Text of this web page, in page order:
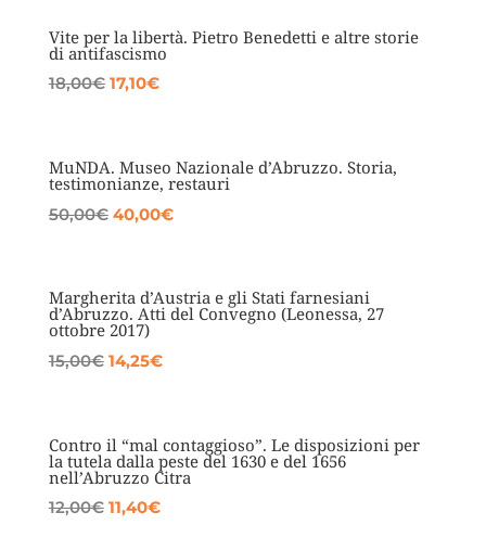
era:
14,00€.
è:
13,30€.
Vite per la libertà. Pietro Benedetti e altre storie
di antifascismo
18,00€ Il
era:
18,00€.
17,10€Il
è:
17,10€.
MuNDA. Museo Nazionale d’Abruzzo. Storia,
testimonianze, restauri
50,00€ Il
era:
50,00€.
40,00€Il
è:
40,00€.
Margherita d’Austria e gli Stati farnesiani
d’Abruzzo. Atti del Convegno (Leonessa, 27
ottobre 2017)
15,00€ Il
era:
15,00€.
14,25€Il
è:
14,25€.
Contro il “mal contaggioso”. Le disposizioni per
la tutela dalla peste del 1630 e del 1656
nell’Abruzzo Citra
12,00€ Il
11,40€Il